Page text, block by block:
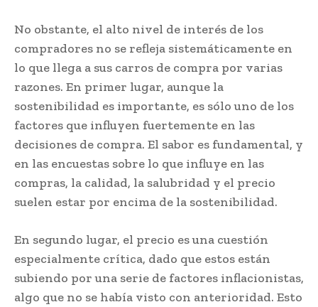
No obstante, el alto nivel de interés de los
compradores no se refleja sistemáticamente en
lo que llega a sus carros de compra por varias
razones. En primer lugar, aunque la
sostenibilidad es importante, es sólo uno de los
factores que influyen fuertemente en las
decisiones de compra. El sabor es fundamental, y
en las encuestas sobre lo que influye en las
compras, la calidad, la salubridad y el precio
suelen estar por encima de la sostenibilidad.
En segundo lugar, el precio es una cuestión
especialmente crítica, dado que estos están
subiendo por una serie de factores inflacionistas,
algo que no se había visto con anterioridad. Esto